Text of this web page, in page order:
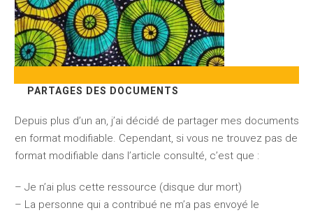
PARTAGES DES DOCUMENTS
Depuis plus d’un an, j’ai décidé de partager mes documents
en format modifiable. Cependant, si vous ne trouvez pas de
format modifiable dans l’article consulté, c’est que :
– Je n’ai plus cette ressource (disque dur mort)
– La personne qui a contribué ne m’a pas envoyé le